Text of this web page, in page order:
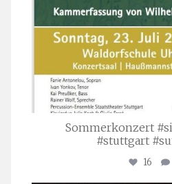
Sommerkonzert
#stuttgart
16